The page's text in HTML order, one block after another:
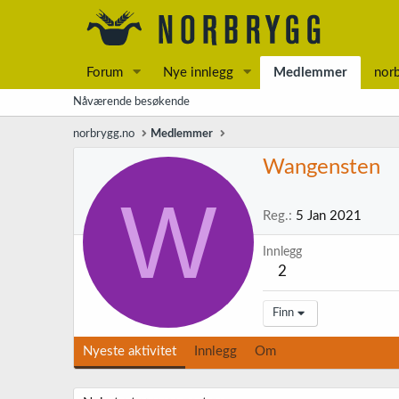
Forum Nye innlegg Medlemmer
Nåværende besøkende
norbrygg.no Medlemmer
W
Wangensten
Reg. 5 Jan 2021
Innlegg
2
Finn
Nyeste aktivitet Innlegg Om